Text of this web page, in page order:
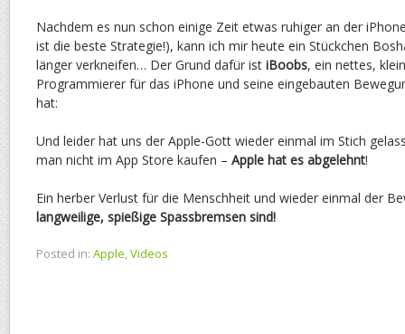
Nachdem es nun schon einige Zeit etwas ruhiger an der
ist die beste Strategie!), kann ich mir heute ein Stückchen
länger verkneifen… Der Grund dafür ist iBoobs, ein nettes,
Programmierer für das iPhone und seine eingebauten
hat:
Und leider hat uns der Apple-Gott wieder einmal im Stich
man nicht im App Store kaufen – Apple hat es abgelehnt!
Ein herber Verlust für die Menschheit und wieder einmal der
langweilige, spießige Spassbremsen sind!
Posted in: Apple,Videos